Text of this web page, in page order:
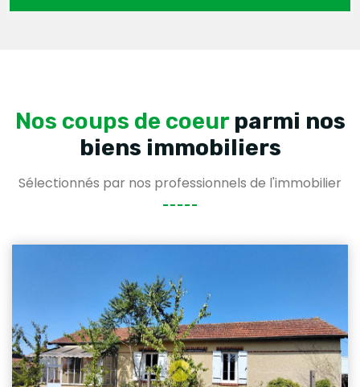
Nos coups de coeur parmi nos
biens immobiliers
Sélectionnés par nos professionnels de l'immobilier